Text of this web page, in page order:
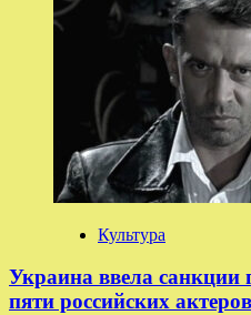
Активист
Бородин
попросил
прокуратуру
проверить
Кишлака
на пропаганду
ЛГБТ
Культура
Украина ввела
пяти российских актеров